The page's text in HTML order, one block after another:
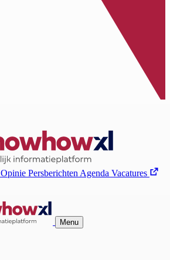
Opinie Persberichten Agenda Vacatures
Menu